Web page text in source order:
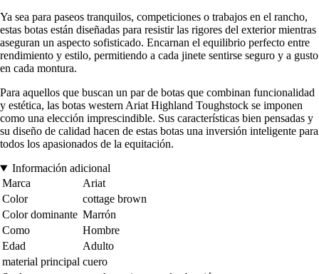
Ya sea para paseos tranquilos, competiciones o trabajos en el rancho,
estas botas están diseñadas para resistir las rigores del exterior mientras
aseguran un aspecto sofisticado. Encarnan el equilibrio perfecto entre
rendimiento y estilo, permitiendo a cada jinete sentirse seguro y a gusto
en cada montura.
Para aquellos que buscan un par de botas que combinan funcionalidad
y estética, las botas western Ariat Highland Toughstock se imponen
como una elección imprescindible. Sus características bien pensadas y
su diseño de calidad hacen de estas botas una inversión inteligente para
todos los apasionados de la equitación.
Información adicional
Marca
Ariat
Color
cottage brown
Color dominante Marrón
Como
Hombre
Edad
Adulto
material principal cuero